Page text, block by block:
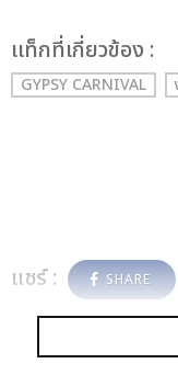
เเท็กที่เกี่ยวข้อง :
GYPSY CARNIVAL
แชร์ : SHARE